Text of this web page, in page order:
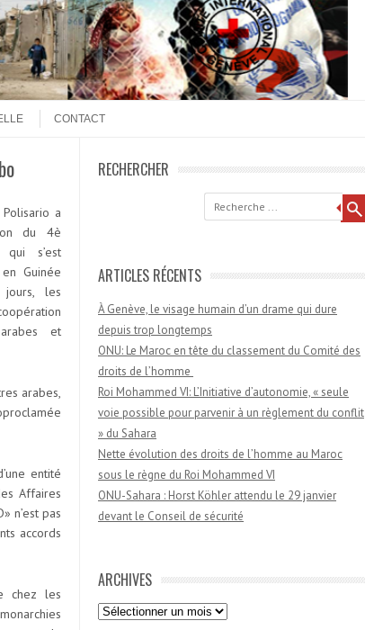
CONTACT
a
du 4è
qui s’est
Guinée
les
et
arabes,
entité
Affaires
n’est pas
accords
chez les
RECHERCHER
ARTICLES RÉCENTS
À Genève, le visage humain d’un drame qui dure
depuis trop longtemps
ONU: Le Maroc en tête du classement du Comité des
droits de l’homme
Roi Mohammed VI: L’Initiative d’autonomie, « seule
voie possible pour parvenir à un règlement du conflit
» du Sahara
Nette évolution des droits de l’homme au Maroc
sous le règne du Roi Mohammed VI
ONU-Sahara : Horst Köhler attendu le 29 janvier
devant le Conseil de sécurité
ARCHIVES
Archives